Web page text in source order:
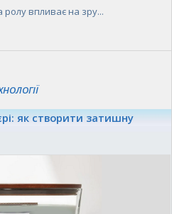
впливає на зру...
як створити затишну